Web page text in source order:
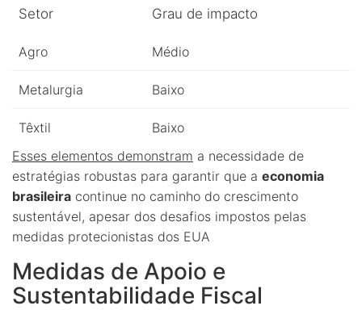
Setor Grau de impacto
Agro Médio
Metalurgia Baixo
Têxtil
Baixo
Esses elementos demonstram a necessidade de
estratégias robustas para garantir que a economia
brasileira continue no caminho do crescimento
sustentável, apesar dos desafios impostos pelas
medidas protecionistas dos EUA
Medidas de Apoio e
Sustentabilidade Fiscal